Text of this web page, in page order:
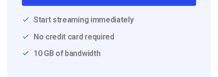
Start streaming immediately
No credit card required
10 GB of bandwidth